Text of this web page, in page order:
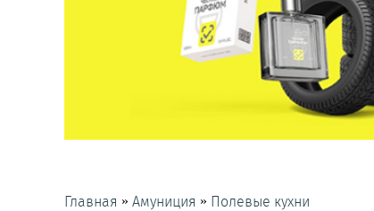
Главная » Амуниция » Полевые кухни